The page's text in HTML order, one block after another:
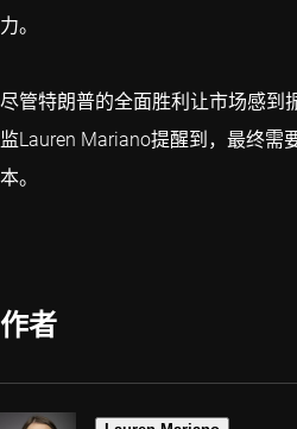
力。
尽管特朗普的全面胜利让市场感到
监Lauren Mariano提醒到，最终需
本。
作者